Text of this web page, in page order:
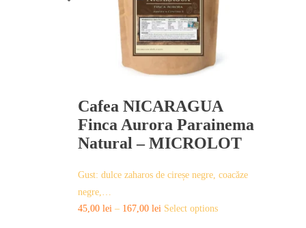
may
be
page
Cafea NICARAGUA
Finca Aurora Parainema
Natural – MICROLOT
Gust: dulce zaharos de cireșe negre, coacăze
negre,…
45,00 lei – 167,00 lei Select optionsThis